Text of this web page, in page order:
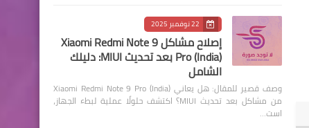
22 نوفمبر 2025
إصلاح مشاكل Xiaomi Redmi Note 9
Pro (India) بعد تحديث MIUI: دليلك
الشامل
وصف قصير للمقال: هل يعاني Xiaomi Redmi Note 9 Pro (India)
من مشاكل بعد تحديث MIUI؟ اكتشف حلولًا عملية لبطء الجهاز،
است…